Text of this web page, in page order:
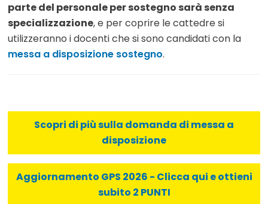
parte del personale per sostegno sarà senza
specializzazione, e per coprire le cattedre si
utilizzeranno i docenti che si sono candidati con la
messa a disposizione sostegno.
Scopri di più sulla domanda di messa a
disposizione
Aggiornamento GPS 2026 - Clicca qui e ottieni
subito 2 PUNTI